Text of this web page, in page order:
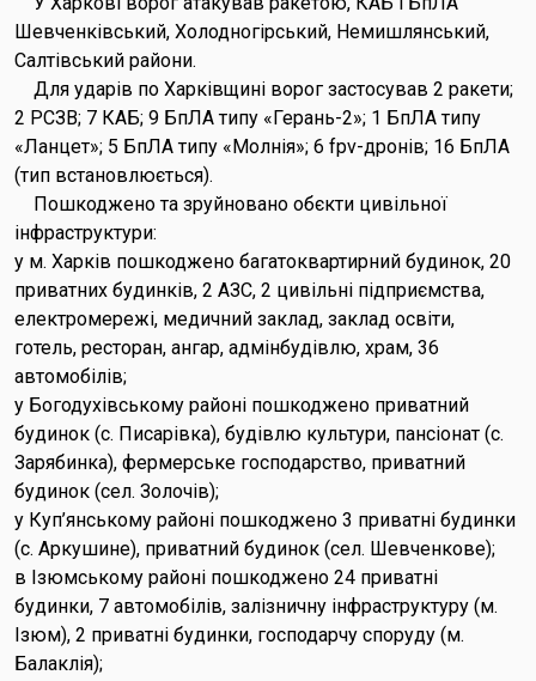
Шевченківський, Холодногірський, Немишлянський,
Салтівський райони.
Для ударів по Харківщині ворог застосував 2 ракети;
2 РСЗВ; 7 КАБ; 9 БпЛА типу «Герань-2»; 1 БпЛА типу
«Ланцет»; 5 БпЛА типу «Молнія»; 6 fpv-дронів; 16 БпЛА
(тип встановлюється).
Пошкоджено та зруйновано обєкти цивільної
інфраструктури:
у м. Харків пошкоджено багатоквартирний будинок, 20
приватних будинків, 2 АЗС, 2 цивільні підприємства,
електромережі, медичний заклад, заклад освіти,
готель, ресторан, ангар, адмінбудівлю, храм, 36
автомобілів;
у Богодухівському районі пошкоджено приватний
будинок (с. Писарівка), будівлю культури, пансіонат (с.
Зарябинка), фермерське господарство, приватний
будинок (сел. Золочів);
у Куп’янському районі пошкоджено 3 приватні будинки
(с. Аркушине), приватний будинок (сел. Шевченкове);
в Ізюмському районі пошкоджено 24 приватні
будинки, 7 автомобілів, залізничну інфраструктуру (м.
Ізюм), 2 приватні будинки, господарчу споруду (м.
Балаклія);